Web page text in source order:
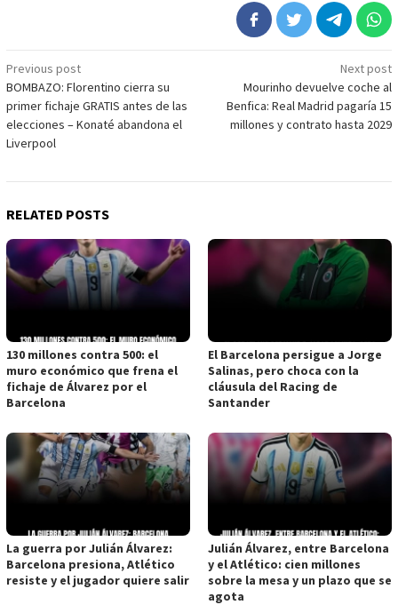
Post
navigation
Previous post
BOMBAZO: Florentino cierra su
primer fichaje GRATIS antes de las
elecciones – Konaté abandona el
Liverpool
Next post
Mourinho devuelve coche al
Benfica: Real Madrid pagaría 15
millones y contrato hasta 2029
RELATED POSTS
130 millones contra 500: el
muro económico que frena el
fichaje de Álvarez por el
Barcelona
El Barcelona persigue a Jorge
Salinas, pero choca con la
cláusula del Racing de
Santander
La guerra por Julián Álvarez:
Barcelona presiona, Atlético
resiste y el jugador quiere salir
Julián Álvarez, entre Barcelona
y el Atlético: cien millones
sobre la mesa y un plazo que se
agota